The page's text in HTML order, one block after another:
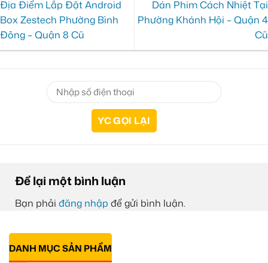
Địa Điểm Lắp Đặt Android
Box Zestech Phường Bình
Đông – Quận 8 Cũ
Dán Phim Cách Nhiệt Tại
Phường Khánh Hội – Quận 4
Cũ
Để lại một bình luận
Bạn phải đăng nhập để gửi bình luận.
DANH MỤC SẢN PHẨM